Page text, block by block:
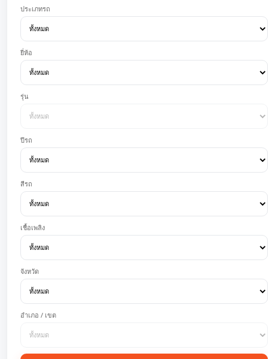
ประเภทรถ
ยี่ห้อ
รุ่น
ปีรถ
สีรถ
เชื้อเพลิง
จังหวัด
อำเภอ / เขต